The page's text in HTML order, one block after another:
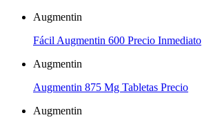
Augmentin
Fácil Augmentin 600 Precio Inmediato
Augmentin
Augmentin 875 Mg Tabletas Precio
Augmentin